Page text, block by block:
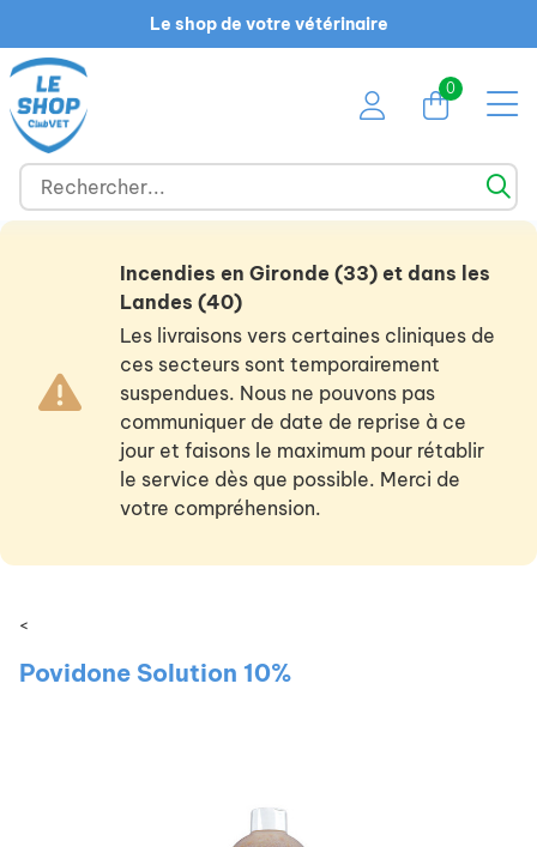
Le shop de votre vétérinaire
0
Incendies en Gironde (33) et dans les
Landes (40)
Les livraisons vers certaines cliniques de
ces secteurs sont temporairement
suspendues. Nous ne pouvons pas
communiquer de date de reprise à ce
jour et faisons le maximum pour rétablir
le service dès que possible. Merci de
votre compréhension.
<
Povidone Solution 10%